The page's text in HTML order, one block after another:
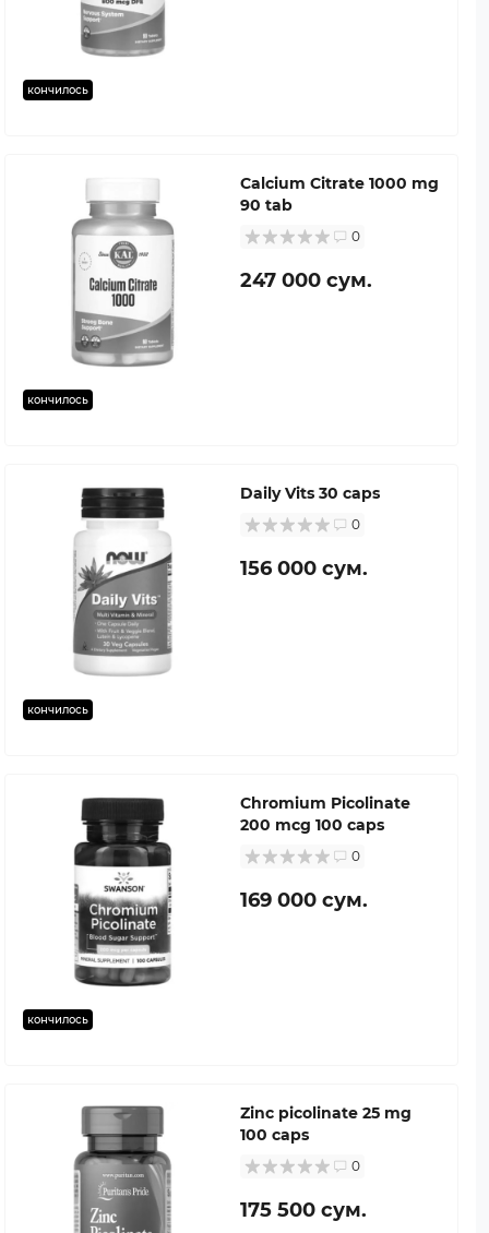
кончилось
кончилось
Calcium Citrate 1000 mg
90 tab
0
247 000 сум.
кончилось
Daily Vits 30 caps
0
156 000 сум.
кончилось
Chromium Picolinate
200 mcg 100 caps
0
169 000 сум.
Zinc picolinate 25 mg
100 caps
0
175 500 сум.